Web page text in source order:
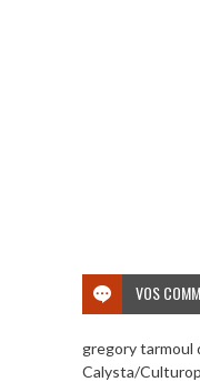
VOS
gregory tarmoul
Calysta/